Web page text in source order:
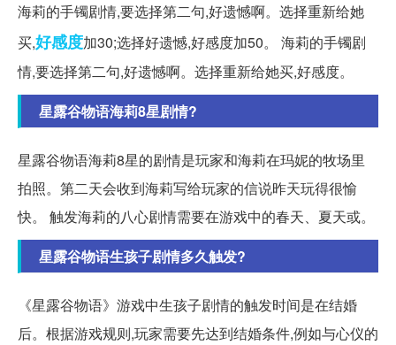
海莉的手镯剧情,要选择第二句,好遗憾啊。选择重新给她
买,好感度加30;选择好遗憾,好感度加50。 海莉的手镯剧
情,要选择第二句,好遗憾啊。选择重新给她买,好感度。
星露谷物语海莉8星剧情?
星露谷物语海莉8星的剧情是玩家和海莉在玛妮的牧场里
拍照。第二天会收到海莉写给玩家的信说昨天玩得很愉
快。 触发海莉的八心剧情需要在游戏中的春天、夏天或。
星露谷物语生孩子剧情多久触发?
《星露谷物语》游戏中生孩子剧情的触发时间是在结婚
后。根据游戏规则,玩家需要先达到结婚条件,例如与心仪的